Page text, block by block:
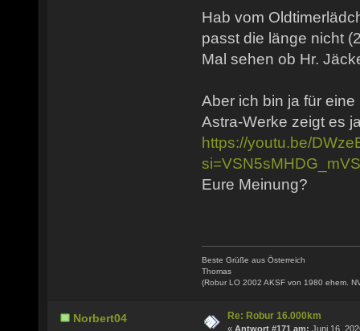
Hab vom
passt die länge nicht
Mal sehen ob Hr.
Aber ich bin ja für
Astra-Werke zeigt es
https://youtu.be/
Eure Meinung?
Beste Grüße aus Österreich
Thomas
(Robur LO 2002 AKSF von 1980 ehem.
Norbert04 Re: Robur 16.000km
« Antwort #171 am: Juni 16,